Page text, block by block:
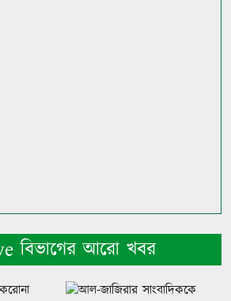
বিভাগের আরো খবর